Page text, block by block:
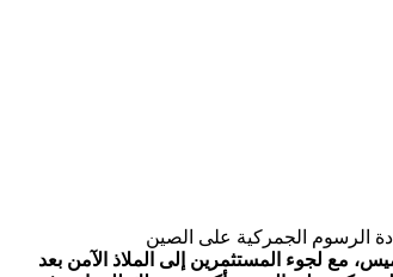
مع لجوء المستثمرين إلى الملاذ الآمن بعد